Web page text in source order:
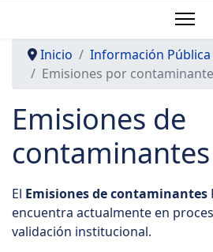
Inicio
Información Pública
Emisiones por
Emisiones de
contaminantes
El Emisiones de contaminantes
encuentra actualmente en
validación institucional.